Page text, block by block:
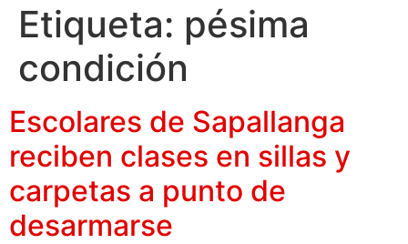
Etiqueta: pésima
condición
Escolares de Sapallanga
reciben clases en sillas y
carpetas a punto de
desarmarse